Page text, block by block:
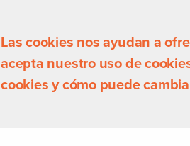
Las cookies nos ayudan a
acepta nuestro uso de
cookies y cómo puede